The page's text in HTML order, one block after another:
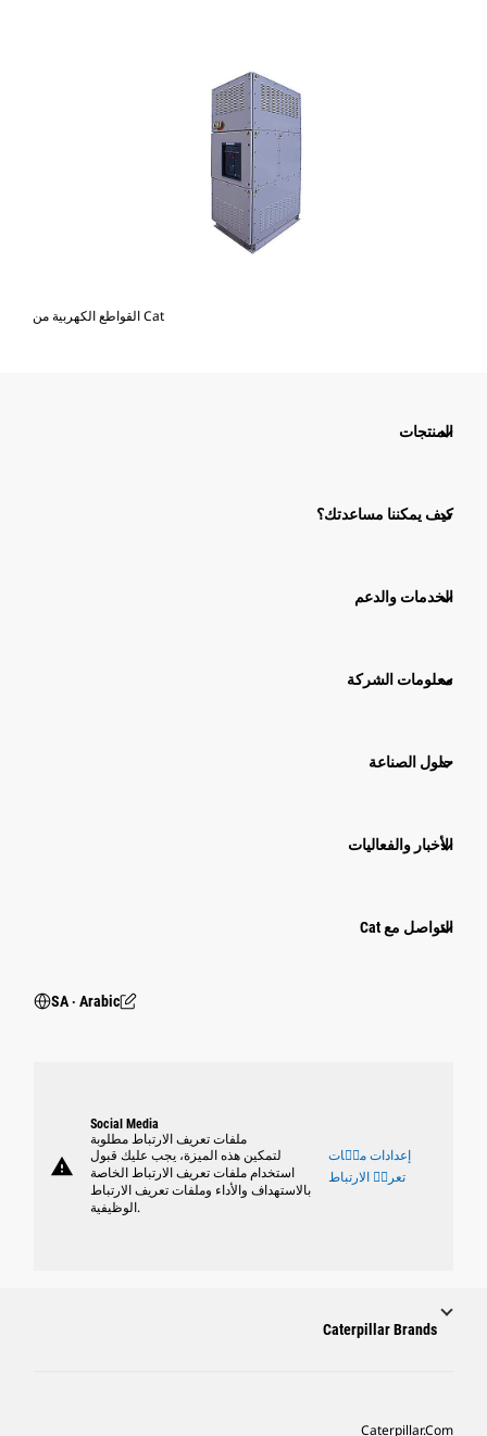
القواطع الكهربية من Cat
المنتجات
كيف يمكننا مساعدتك؟
الخدمات والدعم
معلومات الشركة
حلول الصناعة
الأخبار والفعاليات
التواصل مع Cat
SA ‧ Arabic
warning
Social Media
ملفات تعريف الارتباط مطلوبة
لتمكين هذه الميزة، يجب عليك قبول
استخدام ملفات تعريف الارتباط الخاصة
بالاستهداف والأداء وملفات تعريف الارتباط
الوظيفية.
إعدادات ملٝات
تعريٝ الارتباط
Caterpillar Brands
Caterpillar.com